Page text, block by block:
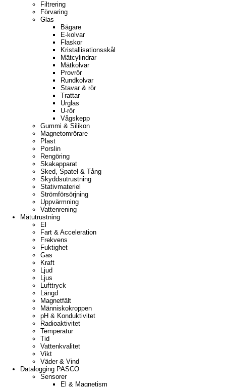
Filtrering
Förvaring
Glas
Bägare
E-kolvar
Flaskor
Kristallisationsskål
Mätcylindrar
Mätkolvar
Provrör
Rundkolvar
Stavar & rör
Trattar
Urglas
U-rör
Vågskepp
Gummi & Silikon
Magnetomrörare
Plast
Porslin
Rengöring
Skakapparat
Sked, Spatel & Tång
Skyddsutrustning
Stativmateriel
Strömförsörjning
Uppvärmning
Vattenrening
Mätutrustning
El
Fart & Acceleration
Frekvens
Fuktighet
Gas
Kraft
Ljud
Ljus
Lufttryck
Längd
Magnetfält
Människokroppen
pH & Konduktivitet
Radioaktivitet
Temperatur
Tid
Vattenkvalitet
Vikt
Väder & Vind
Datalogging PASCO
Sensorer
El & Magnetism